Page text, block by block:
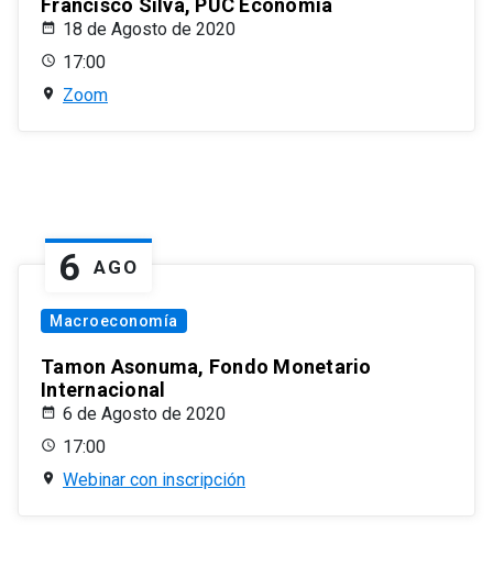
Francisco Silva, PUC Economía
18 de Agosto de 2020
17:00
Zoom
6 AGO
Macroeconomía
Tamon Asonuma, Fondo Monetario
Internacional
6 de Agosto de 2020
17:00
Webinar con inscripción